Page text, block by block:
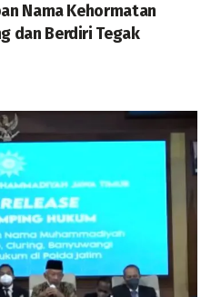
Nama Kehormatan
dan Berdiri Tegak